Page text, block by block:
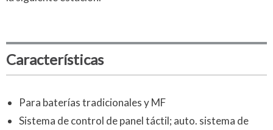
Características
Para baterías tradicionales y MF
Sistema de control de panel táctil; auto. sistema de